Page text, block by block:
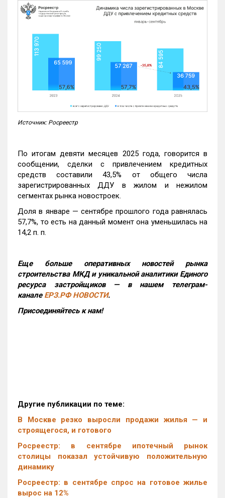
Источник: Росреестр
По итогам девяти месяцев 2025 года, говорится в
сообщении, сделки с привлечением кредитных
средств составили 43,5% от общего числа
зарегистрированных ДДУ в жилом и нежилом
сегментах рынка новостроек.
Доля в январе — сентябре прошлого года равнялась
57,7%, то есть на данный момент она уменьшилась на
14,2 п. п.
Еще больше оперативных новостей рынка
строительства МКД и уникальной аналитики Единого
ресурса застройщиков — в нашем телеграм-
канале ЕРЗ.РФ НОВОСТИ.
Присоединяйтесь к нам!
Другие публикации по теме:
В Москве резко выросли продажи жилья — и
строящегося, и готового
Росреестр: в сентябре ипотечный рынок
столицы показал устойчивую положительную
динамику
Росреестр: в сентябре спрос на готовое жилье
вырос на 12%